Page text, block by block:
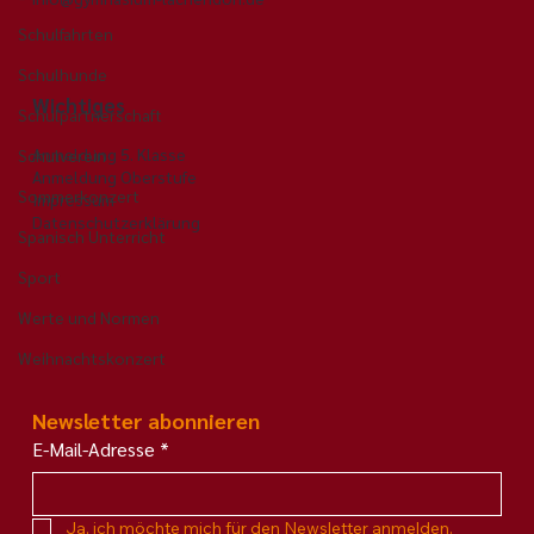
Schulfahrten
Schulhunde
Schulpartnerschaft
Schulverein
Sommerkonzert
Spanisch Unterricht
Sport
Werte und Normen
Weihnachtskonzert
unserem Theaterprojekt wirklich
steckte
Wichtiges
Anmeldung 5. Klasse
Anmeldung Oberstufe
Impressum
Datenschutzerklärung
Newsletter abonnieren
E-Mail-Adresse *
Ja, ich möchte mich für den Newsletter anmelden.